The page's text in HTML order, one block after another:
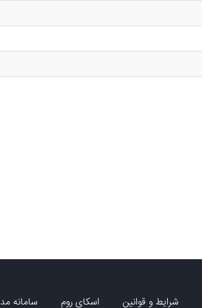
شرایط و قوانین اسکای روم سامانه